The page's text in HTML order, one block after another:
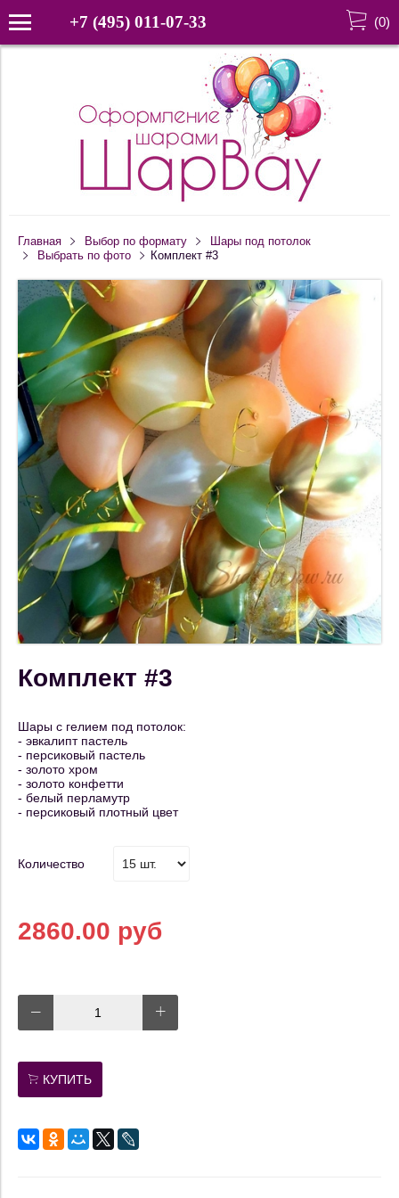
+7 (495) 011-07-33 (0)
Главная Выбор по формату
Шары под потолок
Выбрать по фото
Комплект #3
Комплект #3
Шары с гелием под потолок:
- эвкалипт пастель
- персиковый пастель
- золото хром
- золото конфетти
- белый перламутр
- персиковый плотный цвет
Количество
2860.00 руб
КУПИТЬ